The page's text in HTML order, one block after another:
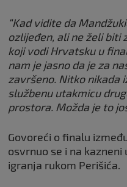
“Kad vidite da
ozlijeđen, ali ne želi biti
koji vodi Hrvatsku u
nam je jasno da je za
završeno. Nitko nikada
službenu utakmicu
prostora. Možda je to
Govoreći o finalu
osvrnuo se i na
igranja rukom Perišića.